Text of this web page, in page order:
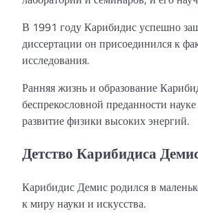
В 1991 году Карибидис успешно
диссертации он присоединился к
исследования.
Ранняя жизнь и образование
беспрекословной преданности
развитие физики высоких энергий.
Детство Карибидиса
Карибидис Демис родился в
к миру науки и искусства.